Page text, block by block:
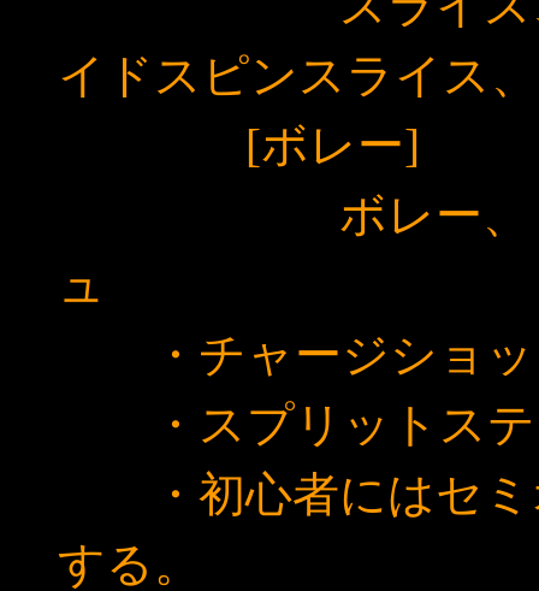
イドスピンスライス
[ボレー]
ボレー、ドロ
ュ
・チャージショッ
・スプリットステ
・初心者にはセミ
する。